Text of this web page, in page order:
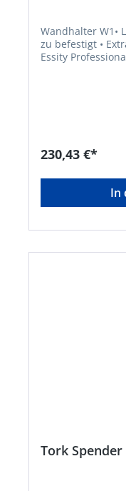
Wandhalter W1• Leicht
zu befestigt • Extrahohe KapazitätHersteller:
Essity
230,43 €*
In
Tork